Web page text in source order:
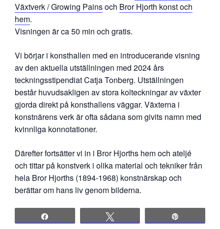
Växtverk / Growing Painsoch Bror Hjorth konst och
hem.
Visningen är ca 50 min och gratis.
Vi börjar i konsthallen med en introducerande visning
av den aktuella utställningen med 2024 års
teckningsstipendiat Catja Tonberg. Utställningen
består huvudsakligen av stora kolteckningar av växter
gjorda direkt på konsthallens väggar. Växterna i
konstnärens verk är ofta sådana som givits namn med
kvinnliga konnotationer.
Därefter fortsätter vi in i Bror Hjorths hem och ateljé
och tittar på konstverk i olika material och tekniker från
hela Bror Hjorths (1894-1968) konstnärskap och
berättar om hans liv genom bilderna.